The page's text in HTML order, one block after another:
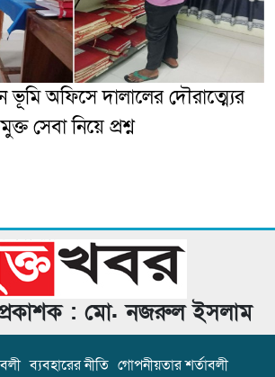
ভূমি অফিসে দালালের দৌরাত্ম্যের
সেবা নিয়ে প্রশ্ন
: মো. নজরুল ইসলাম
ব্যবহারের নীতি গোপনীয়তার শর্তাবলী